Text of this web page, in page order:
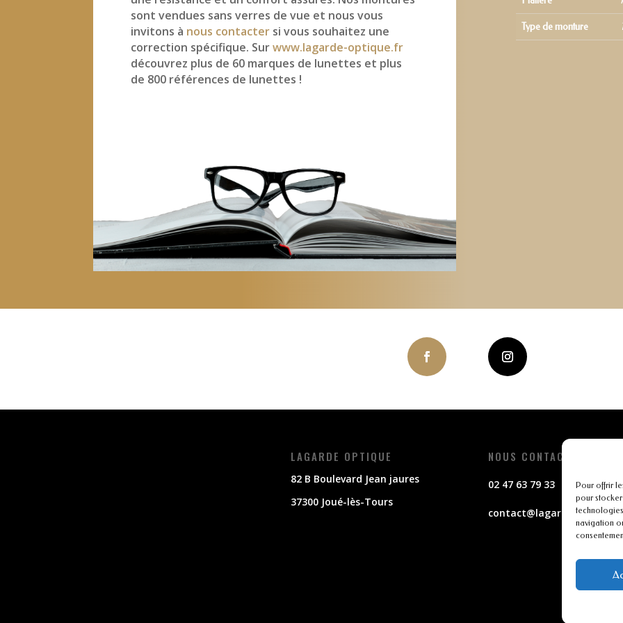
Pour offrir
pour
navigation
sont vendues sans verres de vue et nous vous
invitons à nous contacter si vous souhaitez une
correction spécifique. Surwww.lagarde-optique.fr
découvrez plus de 60 marques de lunettes et plus
de 800 références de lunettes !
Type de monture
LAGARDE OPTIQUE
82 B Boulevard Jean jaures
37300 Joué-lès-Tours
NOUS CONTACTER
02 47 63 79 33
contact@lagarde-